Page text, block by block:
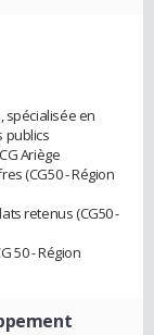
spécialisée en
publics
Ariège
(CG50 - Région
retenus (CG50 -
50 - Région